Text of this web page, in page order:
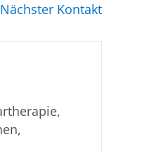
Nächster Kontakt